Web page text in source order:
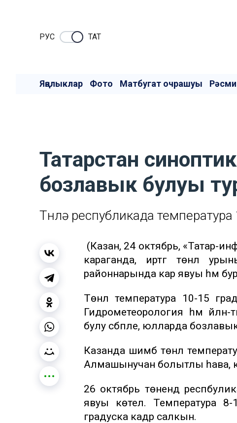
РУC ТАТ
Яңалыклар Фото Матбугат очрашуы
Татарстан
бозлавык булуы
Төнлә республикада
(Казан, 24 октябрь, «Татар-
караганда, иртәгә төнлә
районнарында кар явуы һәм
Төнлә температура 10-15
Гидрометеорология һәм
булу сәбәпле, юлларда
Казанда шимбә төнлә
Алмашынучан болытлы һава,
26 октябрь төнендә
явуы көтелә. Температура
градуска кадәр салкын.